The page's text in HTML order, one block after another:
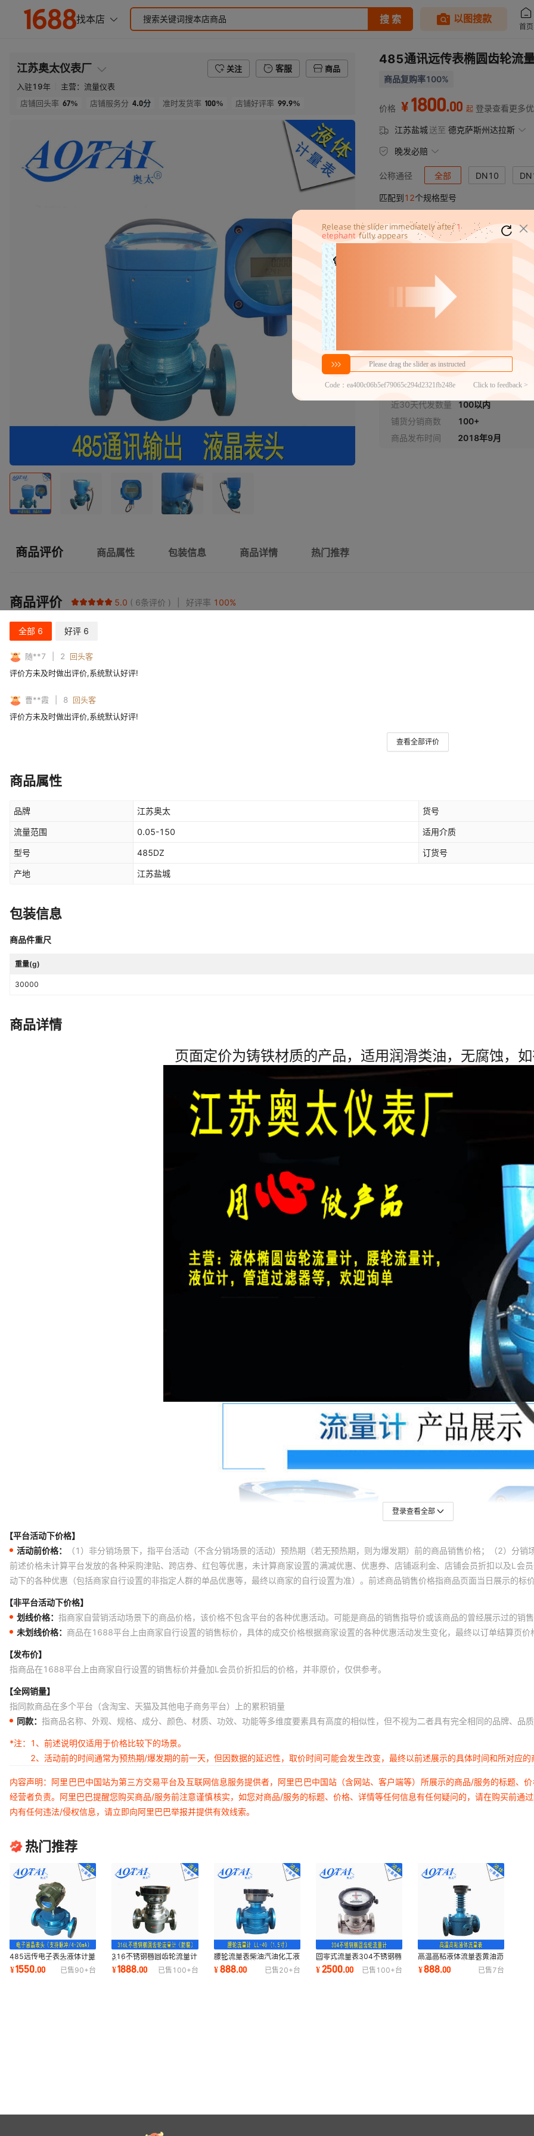
江苏奥太仪表厂 关注 客服
商品
入驻19年 主营： 流量仪表
店铺回头率 67% 店铺服务分 4.0分 准时发货率 100% 店铺好评率 99.9%
485通讯远传表椭圆齿轮流
商品复购率100%
价格 ¥1800.00 起 登录查看更多
江苏盐城送至 德克萨斯州达拉斯
晚发必赔
公称通径 全部 DN10
DN80
匹配到12个规格型号
产品规格 精度等级
DN15
DN50 0.5
DN65 0.5
分销代发
1800
近30天代发数量 100以内
铺货分销商数
100+
商品发布时间
2018年9月
商品评价 商品属性 包装信息 商品详情 热门推荐
商品评价 5.0 6条评价 好评率 100%
全部 6 好评 6
随**7 2
回头客
评价方未及时做出评价,系统默认好评!
曹**霞 8 回头客
评价方未及时做出评价,系统默认好评!
查看全部评价
商品属性
品牌 江苏奥太 货号
流量范围 0.05-150 适用介质
型号 485DZ 订货号
产地 江苏盐城
包装信息
商品件重尺
重量(g)
30000
商品详情
登录查看全部
【平台活动下价格】
活动前价格：
（1）非分销场景下，指平台活动（不含分销场景的活动）预热期（若无预热期，则为爆发期）前的商品销售价格；（2）分
前述价格未计算平台发放的各种采购津贴、跨店券、红包等优惠，未计算商家设置的满减优惠、优惠券、店铺返利金、店铺会员折扣以及L会
动下的各种优惠（包括商家自行设置的非指定人群的单品优惠等，最终以商家的自行设置为准）。前述商品销售价格指商品页面当日展示的标
【非平台活动下价格】
划线价格： 指商家自营销活动场景下的商品价格，该价格不包含平台的各种优惠活动。可能是商品的销售指导价或该商品的曾经展示过的销售
未划线价格： 商品在1688平台上由商家自行设置的销售标价，具体的成交价格根据商家设置的各种优惠活动发生变化，最终以订单结算页价
【发布价】
指商品在1688平台上由商家自行设置的销售标价并叠加L会员价折扣后的价格，并非原价，仅供参考。
【全网销量】
指同款商品在多个平台（含淘宝、天猫及其他电子商务平台）上的累积销量
同款： 指商品名称、外观、规格、成分、颜色、材质、功效、功能等多维度要素具有高度的相似性，但不视为二者具有完全相同的品牌、品质
*注：
1、前述说明仅适用于价格比较下的场景。
2、活动前的时间通常为预热期/爆发期的前一天，但因数据的延迟性，取价时间可能会发生改变，最终以前述展示的具体时间和所对应的
内容声明：阿里巴巴中国站为第三方交易平台及互联网信息服务提供者，阿里巴巴中国站（含网站、客户端等）所展示的商品/服务的标题、
经营者负责。阿里巴巴提醒您购买商品/服务前注意谨慎核实，如您对商品/服务的标题、价格、详情等任何信息有任何疑问的，请在购买前通
内有任何违法/侵权信息，请立即向阿里巴巴举报并提供有效线索。
热门推荐
485远传电子表头液体计量
表4-20mA模拟量输出表脉
冲信号表
¥1550.00 已售90+台
316不锈钢椭圆齿轮流量计
防腐机械流量表食品计量
LC-40加工
¥1888.00 已售 100+台
腰轮流量表柴油汽油化工液
体罗茨流量计LL-40机械表
¥888.00 已售20+台
回零式流量表304不锈钢椭
圆齿轮流量计食品化工液体
流量表油表
¥2500.00 已售 100+台
高温高粘液体流量表黄油沥
青流量计高温夹套导热油液
体计量表
¥888.00 已售7台